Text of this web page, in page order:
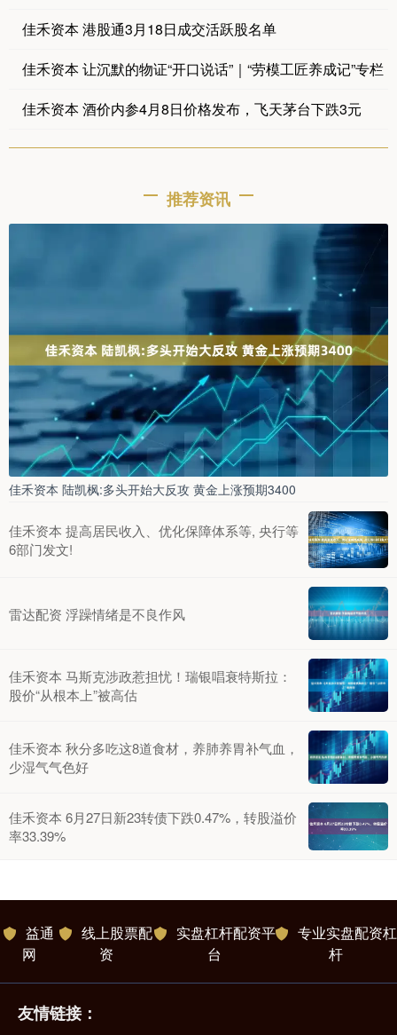
佳禾资本 港股通3月18日成交活跃股名单
佳禾资本 让沉默的物证“开口说话”｜“劳模工匠养成记”专栏
佳禾资本 酒价内参4月8日价格发布，飞天茅台下跌3元
推荐资讯
佳禾资本 陆凯枫:多头开始大反攻 黄金上涨预期3400
佳禾资本 提高居民收入、优化保障体系等, 央行等
6部门发文!
雷达配资 浮躁情绪是不良作风
佳禾资本 马斯克涉政惹担忧！瑞银唱衰特斯拉：
股价“从根本上”被高估
佳禾资本 秋分多吃这8道食材，养肺养胃补气血，
少湿气气色好
佳禾资本 6月27日新23转债下跌0.47%，转股溢价
率33.39%
益通
网
线上股票配
资
实盘杠杆配资平
台
专业实盘配资杠
杆
友情链接：